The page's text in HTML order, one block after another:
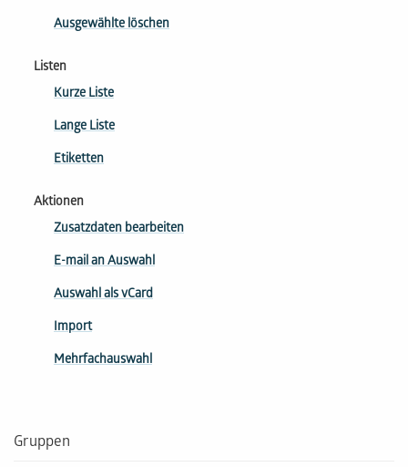
Ausgewählte löschen
Listen
Kurze Liste
Lange Liste
Etiketten
Aktionen
Zusatzdaten bearbeiten
E-mail an Auswahl
Auswahl als vCard
Import
Mehrfachauswahl
Gruppen